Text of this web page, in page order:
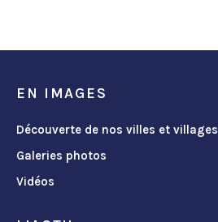
EN IMAGES
Découverte de nos villes et villages
Galeries photos
Vidéos